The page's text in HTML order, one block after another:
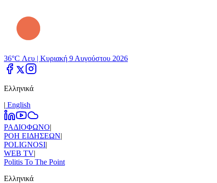
36°C Λευ | Κυριακή 9 Αυγούστου 2026
Ελληνικά
| Εnglish
ΡΑΔΙΟΦΩΝΟ|
ΡΟΗ ΕΙΔΗΣΕΩΝ|
POLIGNOSI|
WEB TV|
Politis To The Point
Ελληνικά